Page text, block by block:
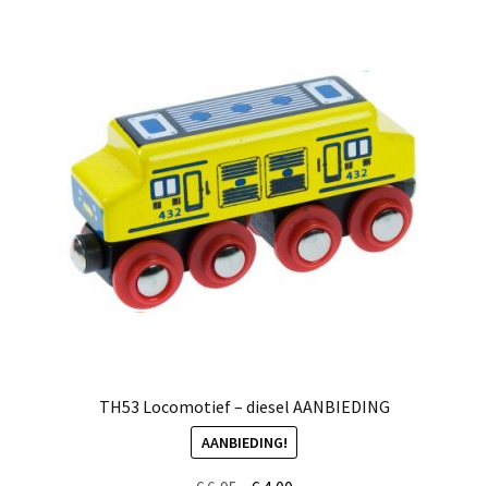
TH53 Locomotief – diesel AANBIEDING
AANBIEDING!